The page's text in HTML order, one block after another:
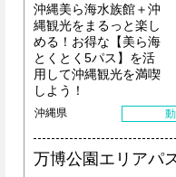
沖縄美ら海水族館＋沖
縄観光をまるっと楽し
める！お得な【美ら海
とくとく5パス】を活
用して沖縄観光を満喫
しよう！
沖縄県
万博公園エリアパ